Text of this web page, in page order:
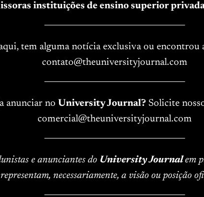
instituições de ensino superior
tem alguma notícia exclusiva ou
contato@theuniversityjournal.com
anunciar no University Journal? Solicite
comercial@theuniversityjournal.com
e anunciantes do University Journalem
necessariamente, a visão ou posição